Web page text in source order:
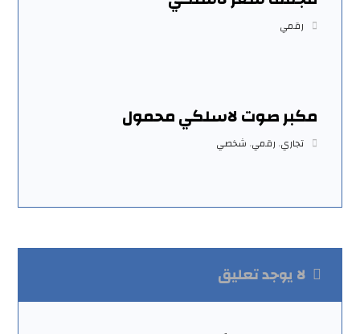
رقمي
مكبر صوت لاسلكي محمول
تجاري, رقمي, شخصي
لا يوجد تعليق